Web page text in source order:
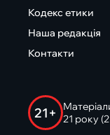
Кодекс етики
Наша редакція
Контакти
21+
21 року